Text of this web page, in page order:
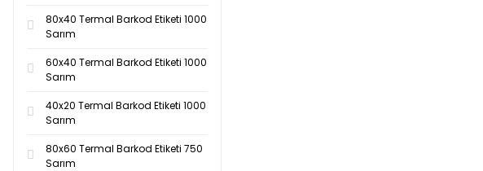
80x40 Termal Barkod Etiketi 1000
Sarım
60x40 Termal Barkod Etiketi 1000
Sarım
40x20 Termal Barkod Etiketi 1000
Sarım
80x60 Termal Barkod Etiketi 750
Sarım